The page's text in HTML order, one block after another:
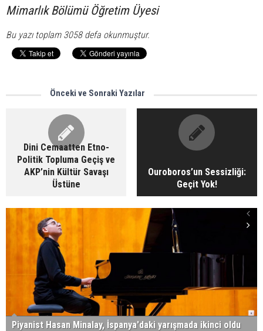
Mimarlık Bölümü Öğretim Üyesi
Bu yazı toplam 3058 defa okunmuştur.
Önceki ve Sonraki Yazılar
Dini Cemaatten Etno-
Politik Topluma Geçiş ve
AKP’nin Kültür Savaşı
Üstüne
Ouroboros’un Sessizliği:
Geçit Yok!
Piyanist Hasan Minalay, İspanya'daki yarışmada ikinci oldu